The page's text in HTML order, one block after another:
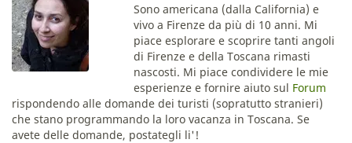
Sono americana (dalla California) e
vivo a Firenze da più di 10 anni. Mi
piace esplorare e scoprire tanti angoli
di Firenze e della Toscana rimasti
nascosti. Mi piace condividere le mie
esperienze e fornire aiuto sul Forum
rispondendo alle domande dei turisti (sopratutto stranieri)
che stano programmando la loro vacanza in Toscana. Se
avete delle domande, postategli li'!